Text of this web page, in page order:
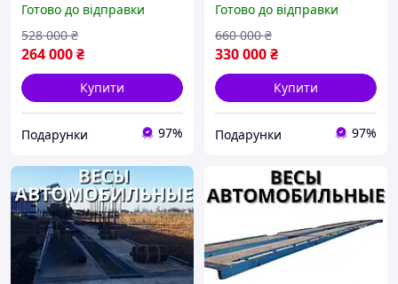
безфундаментні
автомобільні електро|
ХОЧУ ЙОГО
Готово до відправки
264 000₴
528 000 ₴
Купити
Подарунки 97%
елеваторів,
безфундаментні
автомобіл|ХОЧУ ЙОГО
Готово до відправки
330 000₴
660 000 ₴
Купити
Подарунки 97%